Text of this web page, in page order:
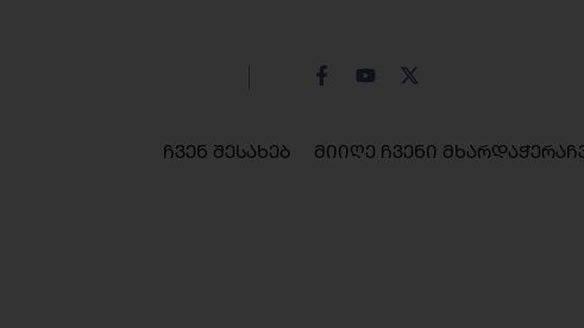
ჩვენ შესახებ მიიღე ჩვენი მხარდაჭერა